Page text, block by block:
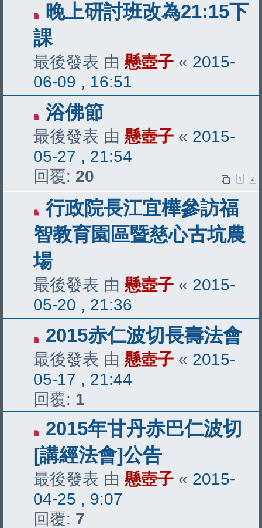
晚上研討班改為21:15下
課
最後發表 由 懸壺子 « 2015-
06-09 , 16:51
浴佛節
最後發表 由 懸壺子 « 2015-
05-27 , 21:54
回覆: 20 1 2
行政院長江宜樺參訪福
智教育園區暨慈心古坑農
場
最後發表 由 懸壺子 « 2015-
05-20 , 21:36
2015赤仁波切長壽法會
最後發表 由 懸壺子 « 2015-
05-17 , 21:44
回覆: 1
2015年甘丹赤巴仁波切
[講經法會]公告
最後發表 由 懸壺子 « 2015-
04-25 , 9:07
回覆: 7